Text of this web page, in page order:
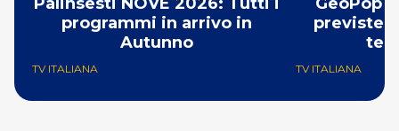
programmi in arrivo in
Autunno
TV ITALIANA
previste
TV ITALIANA